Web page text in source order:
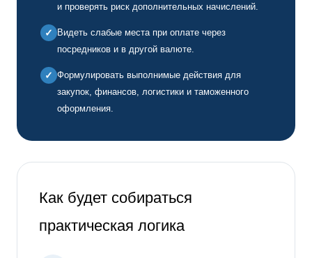
и проверять риск дополнительных начислений.
✓ Видеть слабые места при оплате через
посредников и в другой валюте.
✓ Формулировать выполнимые действия для
закупок, финансов, логистики и таможенного
оформления.
Как будет собираться
практическая логика